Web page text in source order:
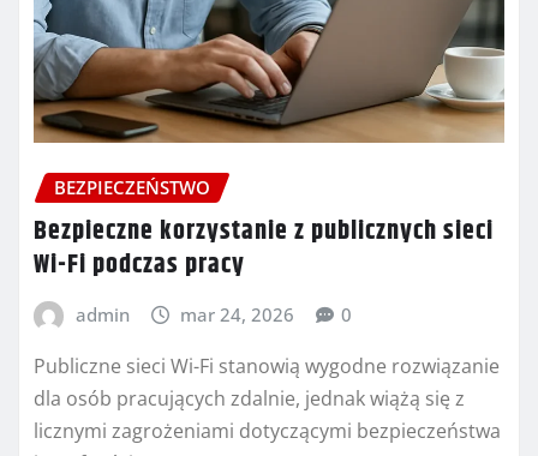
BEZPIECZEŃSTWO
Bezpieczne korzystanie z publicznych sieci
Wi-Fi podczas pracy
admin mar 24, 2026 0
Publiczne sieci Wi-Fi stanowią wygodne rozwiązanie
dla osób pracujących zdalnie, jednak wiążą się z
licznymi zagrożeniami dotyczącymi bezpieczeństwa